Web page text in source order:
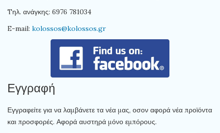
Tηλ. ανάγκης: 6976 781034
E-mail: kolossos@kolossos.gr
Εγγραφή
Εγγραφείτε για να λαμβάνετε τα νέα μας, οσον αφορά νέα προϊόντα
και προσφορές. Αφορά αυστηρά μόνο εμπόρους.